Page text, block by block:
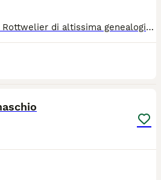
Disponibile da subito cuccioli do Rottwelier di altissima genealogia padre che madre campioni di bellezza e di lavoro riproduzione selezionata sia per caratteristiche morfologiche e caratteriali Vengono consegnati con piano vaccinale microchip e ciclo sverminale completo consegna in tutta Italia